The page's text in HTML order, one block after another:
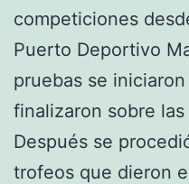
competiciones
Puerto Deportivo
pruebas se
finalizaron sobre
Después se
trofeos que dieron